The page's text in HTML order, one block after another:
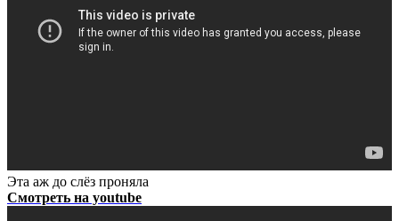
Эта аж до слёз проняла
Смотреть на youtube